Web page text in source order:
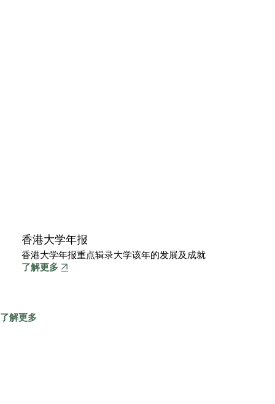
香港大学年报
香港大学年报重点辑录大学该年的发展及成就
了解更多
每年出版两次以重点载录大学的创新教学、科研突破及重
要动态
港大年历按年度详细列明有关大学管治和政策的事项
了解更多
收录大学成就的数据集
了解更多
胪列大学资讯和最新数据以供参考
了解更多
了解更多